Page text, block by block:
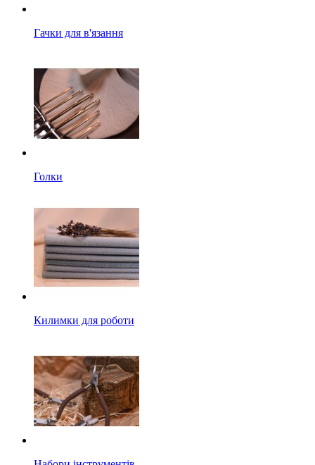
Гачки для в'язання
Голки
Килимки для роботи